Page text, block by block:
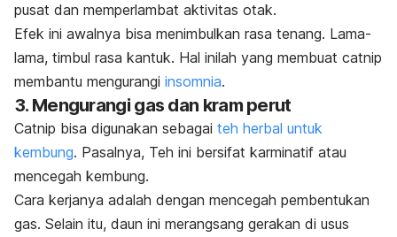
pusat dan memperlambat aktivitas otak.
Efek ini awalnya bisa menimbulkan rasa tenang. Lama-
lama, timbul rasa kantuk. Hal inilah yang membuat catnip
membantu mengurangi insomnia.
3. Mengurangi gas dan kram perut
Catnip bisa digunakan sebagai teh herbal untuk
kembung. Pasalnya, Teh ini bersifat karminatif atau
mencegah kembung.
Cara kerjanya adalah dengan mencegah pembentukan
gas. Selain itu, daun ini merangsang gerakan di usus